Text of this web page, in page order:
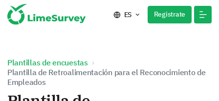
ES Registrate
Plantillas de encuestas
Plantilla de Retroalimentación para el Reconocimiento de
Empleados